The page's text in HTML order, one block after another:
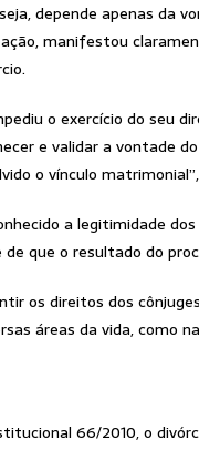
depende apenas da
manifestou
o exercício do seu
e validar a vontade
o vínculo
a legitimidade
que o resultado do
os direitos dos
áreas da vida, como
66/2010, o